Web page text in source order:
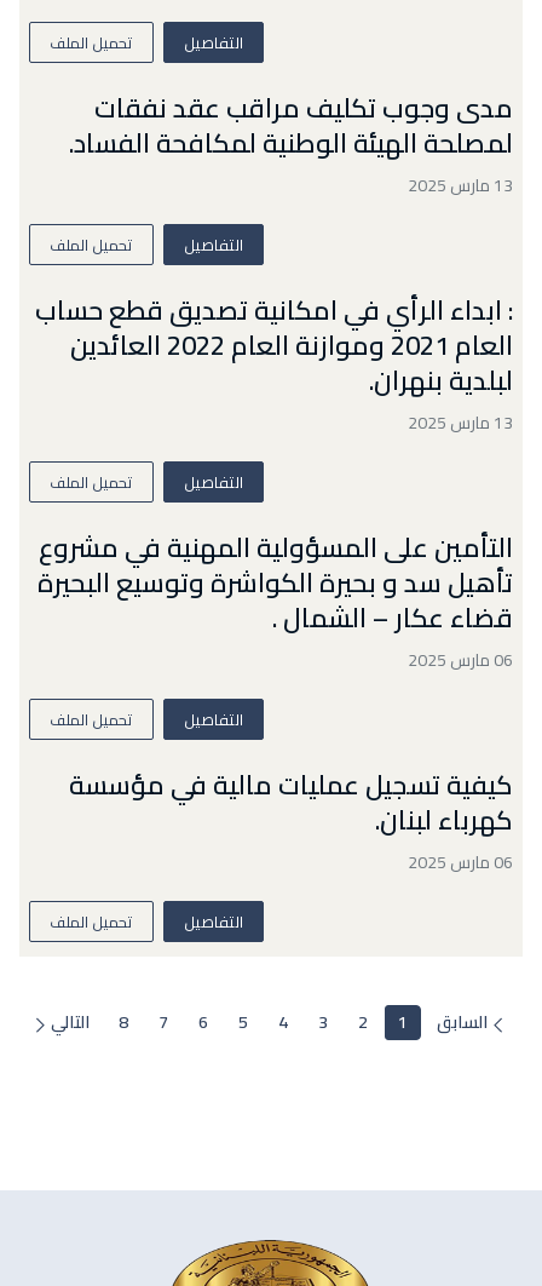
التفاصيل تحميل الملف
مدى وجوب تكليف مراقب عقد نفقات
لمصلحة الهيئة الوطنية لمكافحة الفساد.
13 مارس 2025
التفاصيل تحميل الملف
: ابداء الرأي في امكانية تصديق قطع حساب
العام 2021 وموازنة العام 2022 العائدين
لبلدية بنهران.
13 مارس 2025
التفاصيل تحميل الملف
التأمين على المسؤولية المهنية في مشروع
تأهيل سد و بحيرة الكواشرة وتوسيع البحيرة
قضاء عكار – الشمال .
06 مارس 2025
التفاصيل تحميل الملف
كيفية تسجيل عمليات مالية في مؤسسة
كهرباء لبنان.
06 مارس 2025
التفاصيل تحميل الملف
السابق 1
2
3
4
5
6
7
8 التالي